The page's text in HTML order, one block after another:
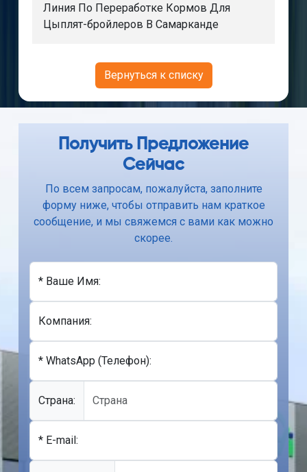
Линия По Переработке Кормов Для
Цыплят-бройлеров В Самарканде
Вернуться к списку
Получить Предложение
Сейчас
По всем запросам, пожалуйста, заполните
форму ниже, чтобы отправить нам краткое
сообщение, и мы свяжемся с вами как можно
скорее.
* Ваше Имя:
Компания:
* WhatsApp (Телефон):
Cтрана:
* E-mail: